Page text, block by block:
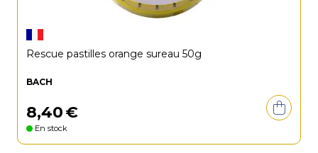
Rescue pastilles orange sureau 50g
BACH
8,40€
En stock